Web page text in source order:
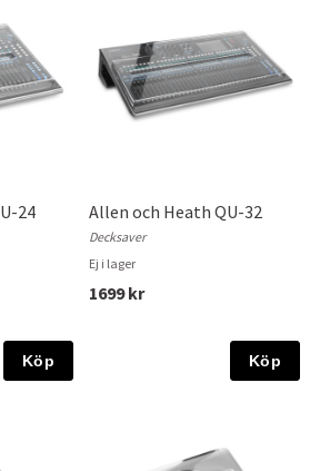
24
Köp
Allen och Heath QU-32
Decksaver
Ej i lager
1699 kr
Köp